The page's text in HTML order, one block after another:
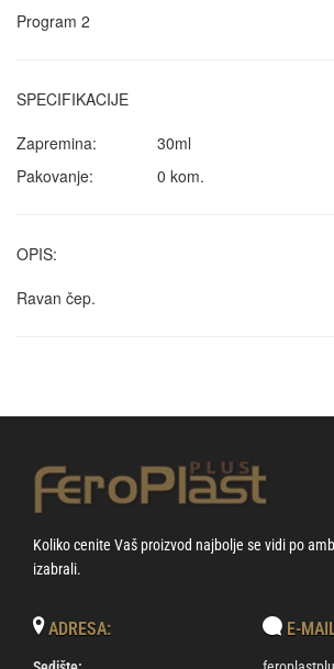
Program 2
SPECIFIKACIJE
Zapremina:
30ml
Pakovanje:
0 kom.
OPIS:
Ravan čep.
Koliko cenite Vaš proizvod najbolje se vidi po
izabrali.
ADRESA: E-